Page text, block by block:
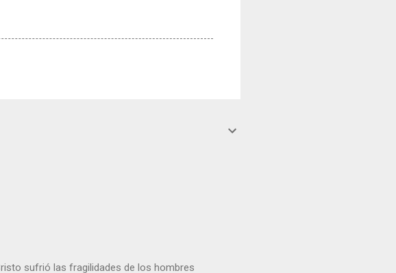
sufrió las fragilidades de los hombres